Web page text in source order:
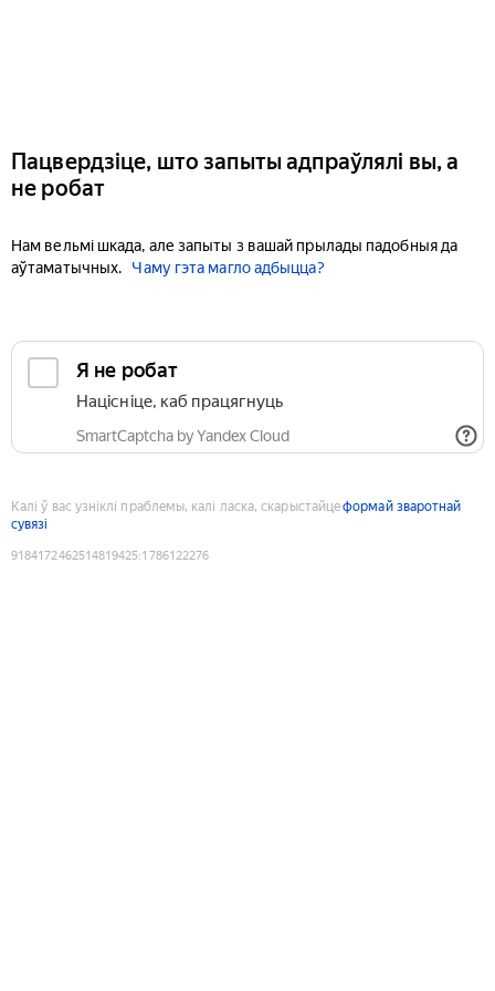
Пацвердзіце, што запыты адпраўлялі вы, а
не робат
Нам вельмі шкада, але запыты з вашай прылады падобныя да
аўтаматычных.
Чаму гэта магло адбыцца?
Я не робат
Націсніце, каб працягнуць
SmartCaptcha by Yandex Cloud
Калі ў вас узніклі праблемы, калі ласка, скарыстайцеформай зваротнай
сувязі
9184172462514819425:1786122276